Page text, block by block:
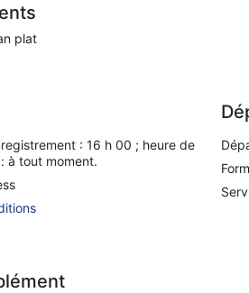
plat
: 16 h 00 ; heure de
à tout moment.